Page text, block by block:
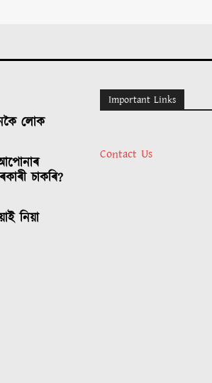
লোক
চাকৰি?
নিয়া
Important Links
Contact Us